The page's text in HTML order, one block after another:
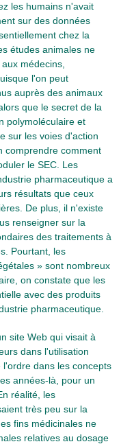
les humains n'avait
sur des données
chez la
études animales ne
médecins,
l'on peut
auprès des animaux
que le secret de la
polymoléculaire et
sur les voies d'action
comprendre comment
le SEC. Les
pharmaceutique a
résultats que ceux
De plus, il n'existe
renseigner sur la
des traitements à
Pourtant, les
» sont nombreux
on constate que les
avec des produits
pharmaceutique.
site Web qui visait à
dans l'utilisation
dans les concepts
années-là, pour un
réalité, les
très peu sur la
fins médicinales ne
relatives au dosage